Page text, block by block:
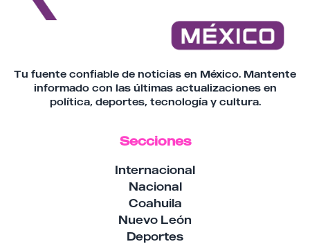
Tu fuente confiable de noticias en México. Mantente
informado con las últimas actualizaciones en
política, deportes, tecnología y cultura.
Secciones
Internacional
Nacional
Coahuila
Nuevo León
Deportes